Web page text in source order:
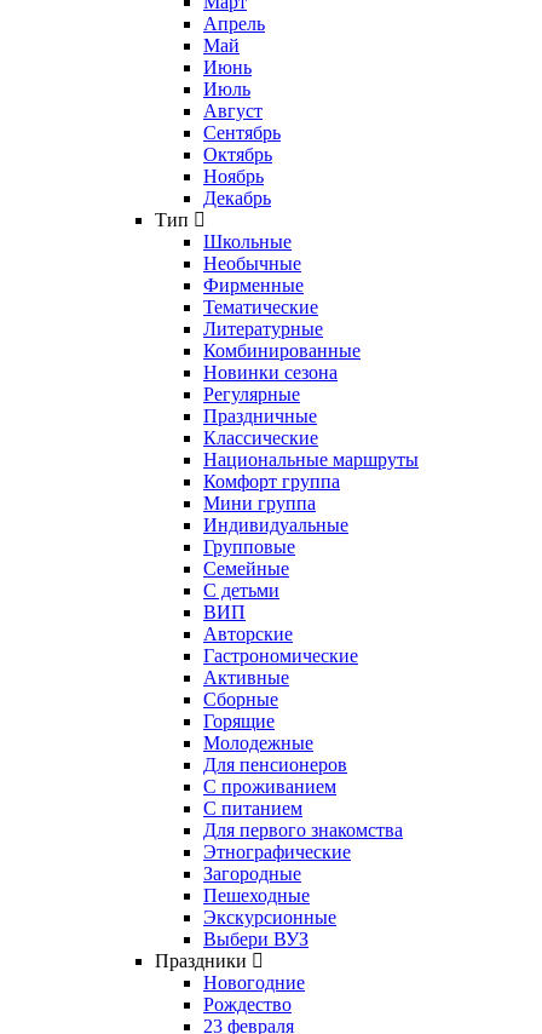
Апрель
Май
Июнь
Июль
Август
Сентябрь
Октябрь
Ноябрь
Декабрь
Тип
Школьные
Необычные
Фирменные
Тематические
Литературные
Комбинированные
Новинки сезона
Регулярные
Праздничные
Классические
Национальные маршруты
Комфорт группа
Мини группа
Индивидуальные
Групповые
Семейные
С детьми
ВИП
Авторские
Гастрономические
Активные
Сборные
Горящие
Молодежные
Для пенсионеров
С проживанием
С питанием
Для первого знакомства
Этнографические
Загородные
Пешеходные
Экскурсионные
Выбери ВУЗ
Праздники
Новогодние
Рождество
23 февраля